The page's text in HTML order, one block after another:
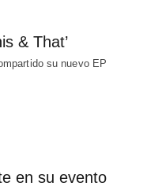
& That’
su nuevo EP
en su evento